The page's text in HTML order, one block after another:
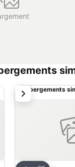
Hébergements
suivant